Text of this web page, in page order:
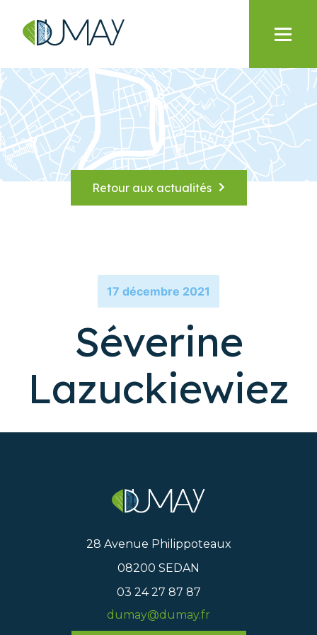
Retour aux actualités
17 décembre 2021
Séverine
Lazuckiewiez
28 Avenue Philippoteaux
08200 SEDAN
03 24 27 87 87
dumay@dumay.fr